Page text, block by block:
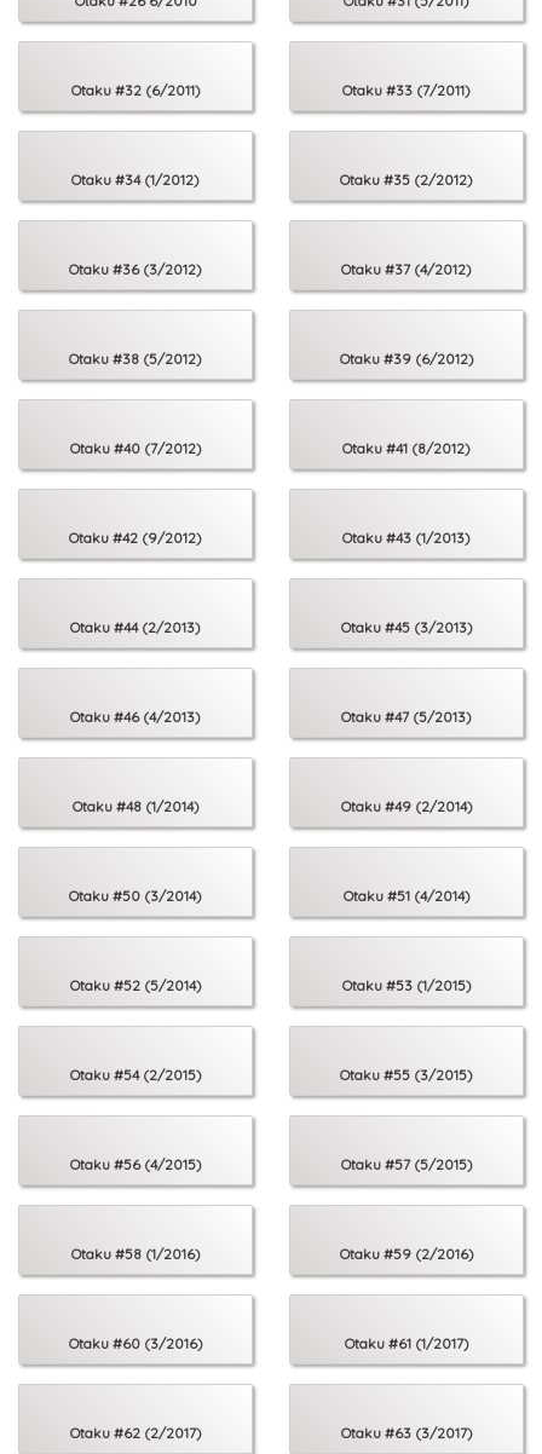
Otaku #32 (6/2011) Otaku #33 (7/2011)
Otaku #34 (1/2012) Otaku #35 (2/2012)
Otaku #36 (3/2012) Otaku #37 (4/2012)
Otaku #38 (5/2012) Otaku #39 (6/2012)
Otaku #40 (7/2012) Otaku #41 (8/2012)
Otaku #42 (9/2012) Otaku #43 (1/2013)
Otaku #44 (2/2013) Otaku #45 (3/2013)
Otaku #46 (4/2013) Otaku #47 (5/2013)
Otaku #48 (1/2014) Otaku #49 (2/2014)
Otaku #50 (3/2014) Otaku #51 (4/2014)
Otaku #52 (5/2014) Otaku #53 (1/2015)
Otaku #54 (2/2015) Otaku #55 (3/2015)
Otaku #56 (4/2015) Otaku #57 (5/2015)
Otaku #58 (1/2016) Otaku #59 (2/2016)
Otaku #60 (3/2016) Otaku #61 (1/2017)
Otaku #62 (2/2017) Otaku #63 (3/2017)